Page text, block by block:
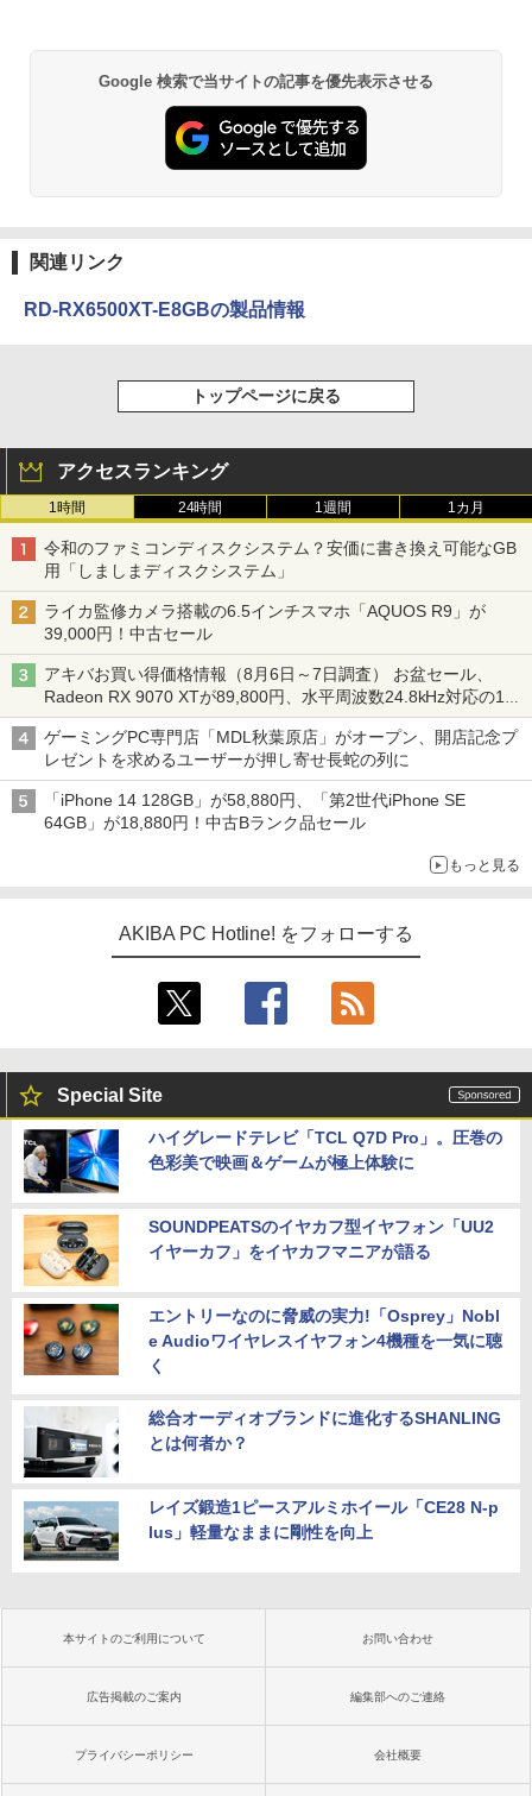
Google 検索で当サイトの記事を優先表示させる
関連リンク
RD-RX6500XT-E8GBの製品情報
トップページに戻る
アクセスランキング
1時間 24時間 1週間 1カ月
令和のファミコンディスクシステム？安価に書き換え可能なGB
用「しましまディスクシステム」
ライカ監修カメラ搭載の6.5インチスマホ「AQUOS R9」が
39,000円！中古セール
アキバお買い得価格情報（8月6日～7日調査） お盆セール、
Radeon RX 9070 XTが89,800円、水平周波数24.8kHz対応の17
型モニターが9,801円、暑さ指数連動セール ほか
ゲーミングPC専門店「MDL秋葉原店」がオープン、開店記念プ
レゼントを求めるユーザーが押し寄せ長蛇の列に
「iPhone 14 128GB」が58,880円、「第2世代iPhone SE
64GB」が18,880円！中古Bランク品セール
もっと見る
AKIBA PC Hotline! をフォローする
Special Site
ハイグレードテレビ「TCL Q7D Pro」。圧巻の
色彩美で映画＆ゲームが極上体験に
SOUNDPEATSのイヤカフ型イヤフォン「UU2
イヤーカフ」をイヤカフマニアが語る
エントリーなのに脅威の実力!「Osprey」Nobl
e Audioワイヤレスイヤフォン4機種を一気に聴
く
総合オーディオブランドに進化するSHANLING
とは何者か？
レイズ鍛造1ピースアルミホイール「CE28 N-p
lus」軽量なままに剛性を向上
本サイトのご利用について お問い合わせ
広告掲載のご案内 編集部へのご連絡
プライバシーポリシー 会社概要